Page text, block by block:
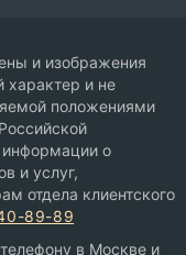
и изображения
характер и не
положениями
о
и услуг,
отдела клиентского
89-89
в Москве и